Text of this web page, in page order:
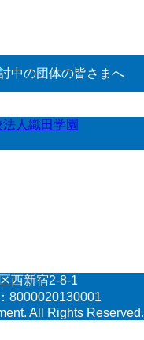
中の団体の皆さまへ
法人織田学園
西新宿2-8-1
8000020130001
All Rights Reserved.